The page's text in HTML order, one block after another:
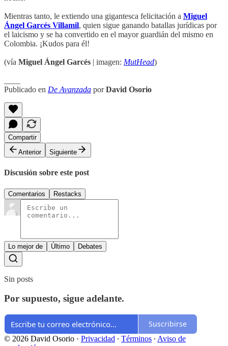
Mientras tanto, le extiendo una gigantesca felicitación a Miguel
Ángel Garcés Villamil, quien sigue ganando batallas jurídicas por
el laicismo y se ha convertido en el mayor guardián del mismo en
Colombia. ¡Kudos para él!
(vía Miguel Ángel Garcés | imagen: MutHead)
Publicado en De Avanzada porDavid Osorio
Compartir
Anterior
Siguiente
Discusión sobre este post
Comentarios Restacks
Lo mejor de Último Debates
Sin posts
Por supuesto, sigue adelante.
Suscribirse
© 2026 David Osorio · Privacidad ∙ Términos ∙ Aviso de